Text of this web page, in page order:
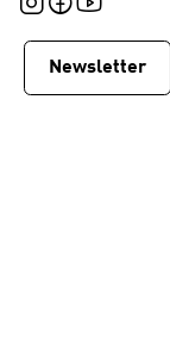
Newsletter